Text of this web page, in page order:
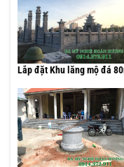
Lắp đặt Khu lăng mộ đá